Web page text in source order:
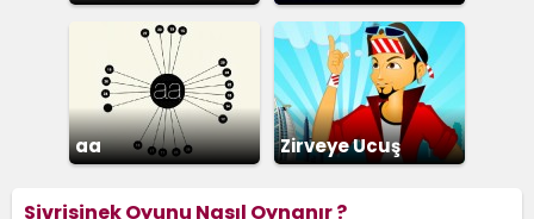
aa Zirveye Ucuş
Sivrisinek Oyunu Nasıl Oynanır ?